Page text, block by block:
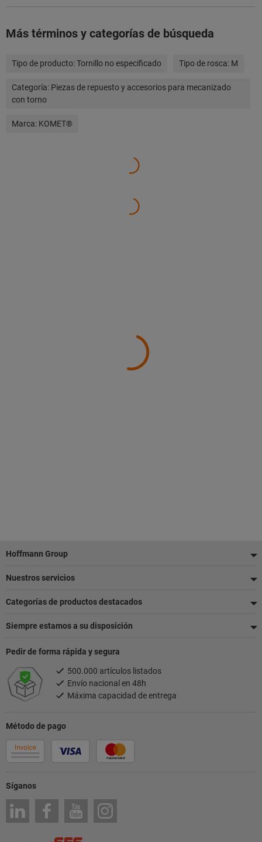
Más términos y categorías de búsqueda
Tipo de producto:Tornillo no especificado Tipo de rosca: M
Categoría: Piezas de repuesto y accesorios para mecanizado
con torno
Marca: KOMET®
Pie
de
página
Hoffmann Group
Nuestros servicios
Categorías de productos destacados
Siempre estamos a su disposición
Síganos
Método de pago
Pedir de forma rápida y segura
500.000 artículos listados
Envío nacional en 48h
Máxima capacidad de entrega